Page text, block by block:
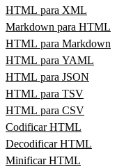
HTML para XML
Markdown para HTML
HTML para Markdown
HTML para YAML
HTML para JSON
HTML para TSV
HTML para CSV
Codificar HTML
Decodificar HTML
Minificar HTML